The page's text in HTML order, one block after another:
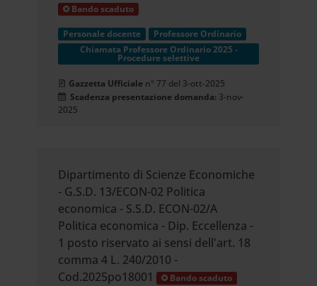
Bando scaduto
Personale docente
Professore Ordinario
Chiamata Professore Ordinario 2025 -
Procedure selettive
Gazzetta Ufficiale n° 77 del 3-ott-2025
Scadenza presentazione domanda: 3-nov-
2025
Dipartimento di Scienze Economiche
- G.S.D. 13/ECON-02 Politica
economica - S.S.D. ECON-02/A
Politica economica - Dip. Eccellenza -
1 posto riservato ai sensi dell'art. 18
comma 4 L. 240/2010 -
Cod.2025po18001
Bando scaduto